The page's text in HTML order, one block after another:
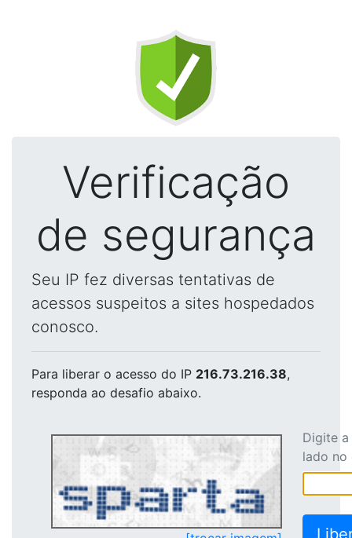
Verificação
de segurança
Seu IP fez diversas tentativas de
acessos suspeitos a sites hospedados
conosco.
Para liberar o acesso do IP 216.73.216.38,
responda ao desafio abaixo.
Digite
lado no